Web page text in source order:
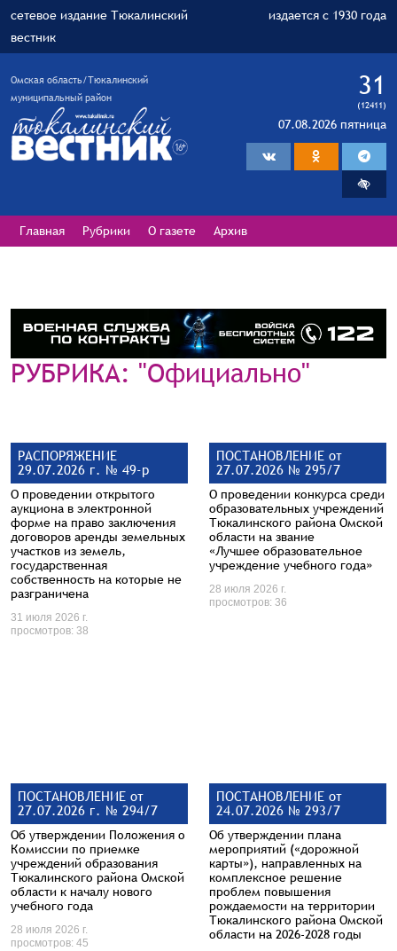
сетевое издание Тюкалинский
вестник
издается с 1930 года
Омская область/Тюкалинский
муниципальный район
31
(12411)
07.08.2026 пятница
Главная Рубрики О газете Архив
РУБРИКА: "Официально"
РАСПОРЯЖЕНИЕ
29.07.2026 г. № 49-р
О проведении открытого
аукциона в электронной
форме на право заключения
договоров аренды земельных
участков из земель,
государственная
собственность на которые не
разграничена
31 июля 2026 г.
просмотров: 38
ПОСТАНОВЛЕНИЕ от
27.07.2026 № 295/7
О проведении конкурса среди
образовательных учреждений
Тюкалинского района Омской
области на звание
«Лучшее образовательное
учреждение учебного года»
28 июля 2026 г.
просмотров: 36
ПОСТАНОВЛЕНИЕ от
27.07.2026 г. № 294/7
Об утверждении Положения о
Комиссии по приемке
учреждений образования
Тюкалинского района Омской
области к началу нового
учебного года
28 июля 2026 г.
просмотров: 45
ПОСТАНОВЛЕНИЕ от
24.07.2026 № 293/7
Об утверждении плана
мероприятий («дорожной
карты»), направленных на
комплексное решение
проблем повышения
рождаемости на территории
Тюкалинского района Омской
области на 2026-2028 годы